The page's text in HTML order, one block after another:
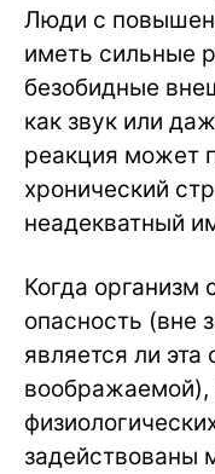
Люди с
иметь сильные
безобидные
как звук или
реакция может
хронический
неадекватный
Когда организм
опасность (вне
является ли
воображаемой),
задействованы